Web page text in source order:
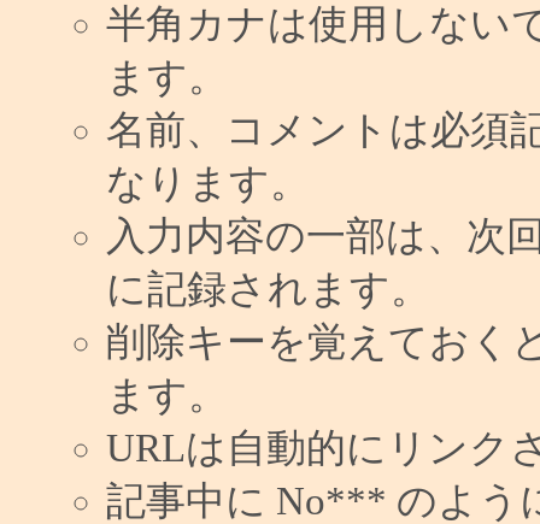
半角カナは使用しない
ます。
名前、コメントは必須
なります。
入力内容の一部は、次
に記録されます。
削除キーを覚えておく
ます。
URLは自動的にリンク
記事中に No*** のよう